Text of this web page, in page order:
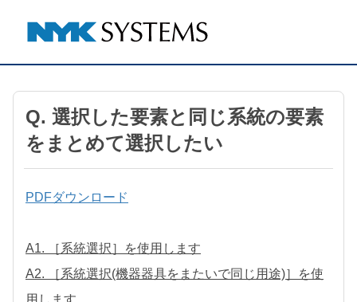
Q. 選択した要素と同じ系統の要素
をまとめて選択したい
PDFダウンロード
A1. ［系統選択］を使用します
A2. ［系統選択(機器器具をまたいで同じ用途)］を使
用します